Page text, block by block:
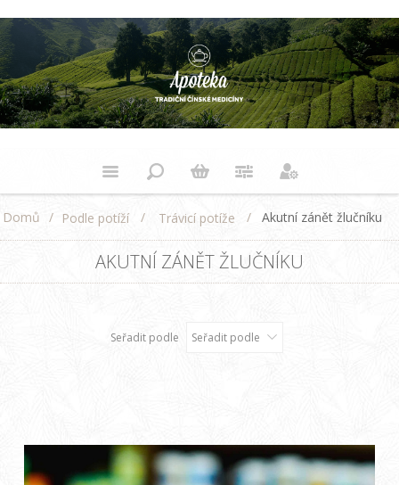
Domů / Podle potíží / Trávicí potíže / Akutní zánět žlučníku
AKUTNÍ ZÁNĚT ŽLUČNÍKU
Seřadit podle Seřadit podle